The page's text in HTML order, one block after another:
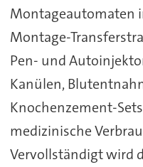
Montageautomaten
Montage-
Pen- und
Kanülen,
Knochenzement-
medizinische
Vervollständigt wird